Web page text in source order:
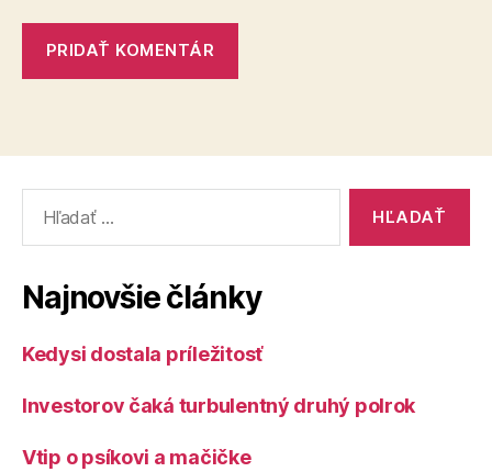
Najnovšie články
Kedysi dostala príležitosť
Investorov čaká turbulentný druhý polrok
Vtip o psíkovi a mačičke